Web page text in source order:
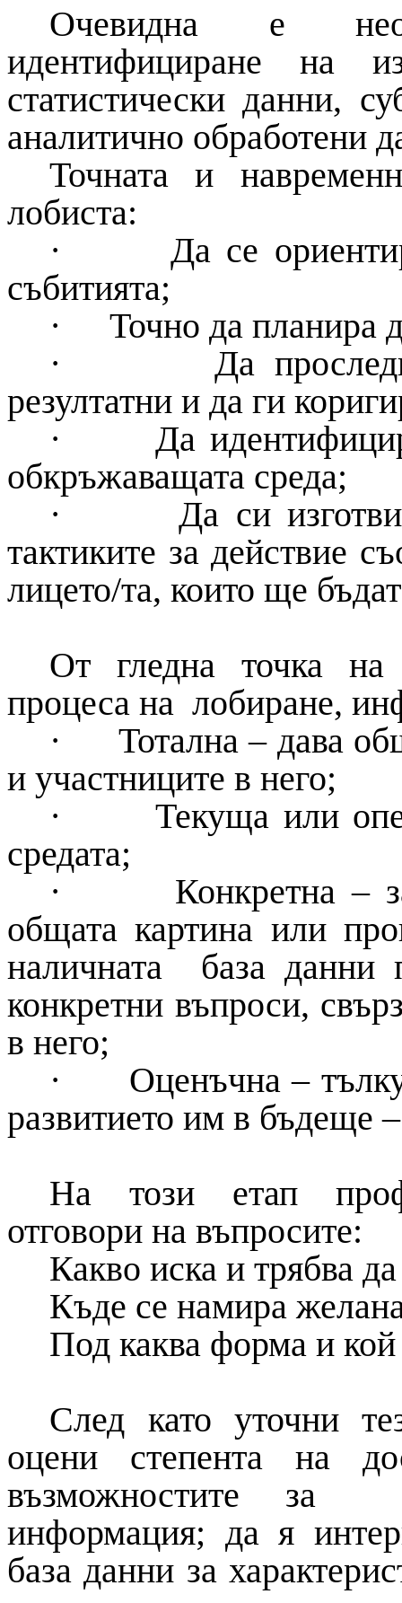
Очевидна е
идентифициране на
статистически данни,
аналитично обработени
Точната и
лобиста:
·
Да се
събитията;
·
Точно да планира
·
Да
резултатни и да ги
·
Да
обкръжаващата среда;
·
Да си
тактиките за действие
лицето/та, които ще
От гледна точка на
процеса на лобиране,
·
Тотална – дава
и участниците в него;
·
Текуща или
средата;
·
Конкретна –
общата картина или
наличната база данни
конкретни въпроси,
в него;
·
Оценъчна –
развитието им в бъдеще
На този етап
отговори на въпросите:
Какво иска и трябва
Къде се намира
Под каква форма и
След като уточни
оцени степента на
възможностите за
информация; да я
база данни за